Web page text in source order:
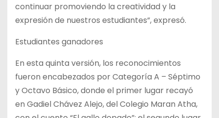
continuar promoviendo la creatividad y la
expresión de nuestros estudiantes”, expresó.
Estudiantes ganadores
En esta quinta versión, los reconocimientos
fueron encabezados por Categoría A – Séptimo
y Octavo Básico, donde el primer lugar recayó
en Gadiel Chávez Alejo, del Colegio Maran Atha,